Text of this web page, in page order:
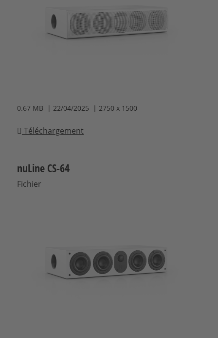
0.67 MB | 22/04/2025 | 2750 x 1500
Téléchargement
nuLine CS-64
Fichier